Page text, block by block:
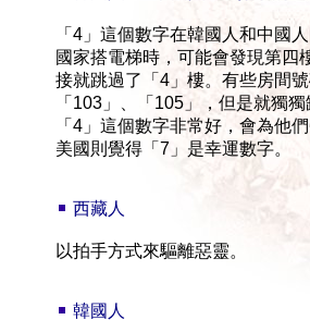
「 4」這個數字在韓國人和中國
國家搭電梯時，可能會發現第四
接就跳過了「 4」樓。有些房間
「 103」、「 105」，但是就獨獨
「 4」這個數字非常好，會為他
美國則覺得「 7」是幸運數字。
西藏人
以拍手方式來驅離惡靈。
韓國人